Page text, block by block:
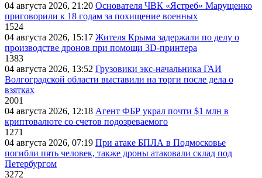
04 августа 2026, 21:20 Основателя ЧВК «Ястреб» Марущенко
приговорили к 18 годам за похищение военных
1524
04 августа 2026, 15:17 Жителя Крыма задержали по делу о
производстве дронов при помощи 3D‑принтера
1383
04 августа 2026, 13:52 Грузовики экс-начальника ГАИ
Волгоградской области выставили на торги после дела о
взятках
2001
04 августа 2026, 12:18 Агент ФБР украл почти $1 млн в
криптовалюте со счетов подозреваемого
1271
04 августа 2026, 07:19 При атаке БПЛА в Подмосковье
погибли пять человек, также дроны атаковали склад под
Петербургом
3272